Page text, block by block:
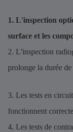
1. L'inspection
surface et les
2. L'inspection
prolonge la durée
3. Les tests en
fonctionnent
4. Les tests de